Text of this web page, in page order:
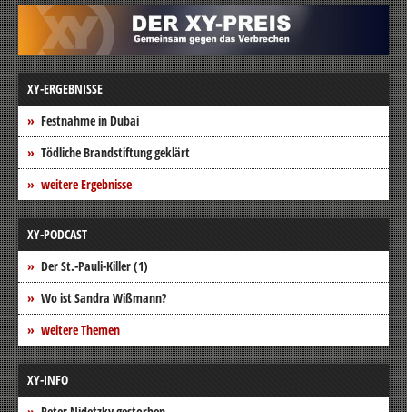
XY-ERGEBNISSE
Festnahme in Dubai
Tödliche Brandstiftung geklärt
weitere Ergebnisse
XY-PODCAST
Der St.-Pauli-Killer (1)
Wo ist Sandra Wißmann?
weitere Themen
XY-INFO